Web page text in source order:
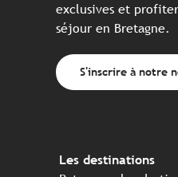
exclusives et
séjour en Bretagne.
S'inscrire à notre
Les destinations